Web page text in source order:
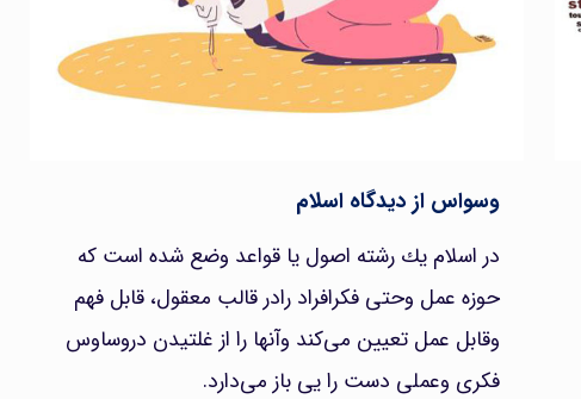
وسواس از دیدگاه اسلام
در اسلام یك رشته اصول يا قواعد وضع شده است که
حوزه عمل وحتی فکرافراد رادر قالب معقول، قابل فهم
وقابل عمل تعیین می‌کند وآنها را از غلتیدن دروساوس
فکری وعملی دست را یی باز می‌دارد.